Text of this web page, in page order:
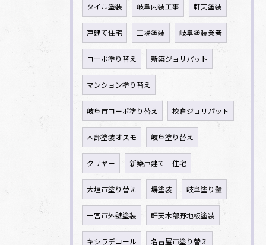
タイル塗装 岐阜内装工事 軒天塗装
戸建て住宅 工場塗装 岐阜塗装業者
コーポ塗り替え 新築ジョリパット
マンション塗り替え
岐阜市コーポ塗り替え 校倉ジョリパット
木部塗装オスモ 岐阜塗り替え
クリヤー 新築戸建て 住宅
大垣市塗り替え 塀塗装 岐阜塗り壁
一宮市外壁塗装 軒天木部野地板塗装
キシラデコール 名古屋市塗り替え